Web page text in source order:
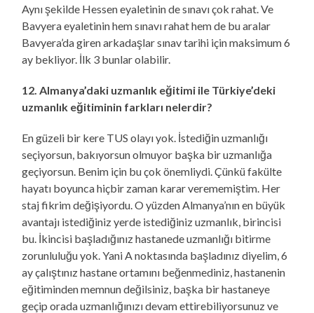
Aynı şekilde Hessen eyaletinin de sınavı çok rahat. Ve
Bavyera eyaletinin hem sınavı rahat hem de bu aralar
Bavyera’da giren arkadaşlar sınav tarihi için maksimum 6
ay bekliyor. İlk 3 bunlar olabilir.
12. Almanya’daki uzmanlık eğitimi ile Türkiye’deki
uzmanlık eğitiminin farkları nelerdir?
En güzeli bir kere TUS olayı yok. İstediğin uzmanlığı
seçiyorsun, bakıyorsun olmuyor başka bir uzmanlığa
geçiyorsun. Benim için bu çok önemliydi. Çünkü fakülte
hayatı boyunca hiçbir zaman karar verememiştim. Her
staj fikrim değişiyordu. O yüzden Almanya’nın en büyük
avantajı istediğiniz yerde istediğiniz uzmanlık, birincisi
bu. İkincisi başladığınız hastanede uzmanlığı bitirme
zorunluluğu yok. Yani A noktasında başladınız diyelim, 6
ay çalıştınız hastane ortamını beğenmediniz, hastanenin
eğitiminden memnun değilsiniz, başka bir hastaneye
geçip orada uzmanlığınızı devam ettirebiliyorsunuz ve